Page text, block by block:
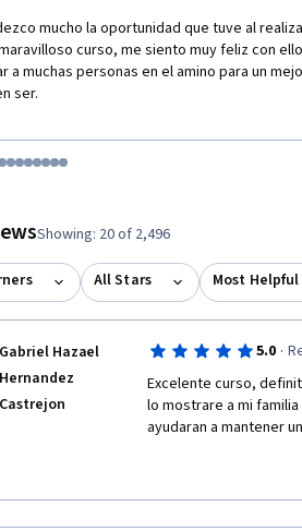
mucho la oportunidad que tuve al
curso, me siento muy feliz con
a muchas personas en el amino para un
ser.
1
item 2
to item 3
to item 4
Go to item 5
Go to item 6
Go to item 7
Go to item 8
Go to item 9
Go to item 10
Go to item 11
Go to item 12
Showing: 20 of 2,496
All Stars Most Helpful
Gabriel Hazael
Hernandez
Castrejon
5.0 ·
Excelente curso,
lo mostrare a mi
ayudaran a mantener